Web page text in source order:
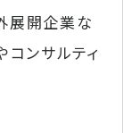
展開企業な
コンサルティ